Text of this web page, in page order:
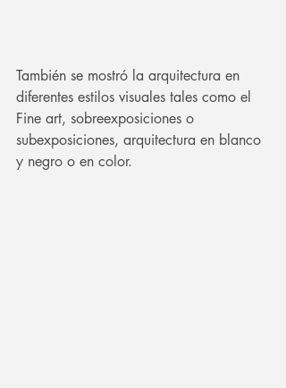
También se mostró la arquitectura en
diferentes estilos visuales tales como el
Fine art, sobreexposiciones o
subexposiciones, arquitectura en blanco
y negro o en color.